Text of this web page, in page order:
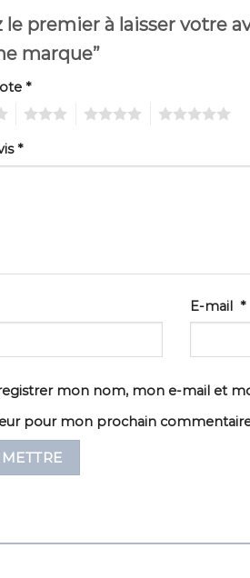
le premier à laisser votre
marque”
*
*
E-mail*
mon nom, mon e-mail et
pour mon prochain